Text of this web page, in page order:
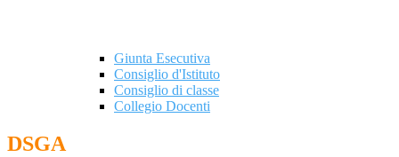
Giunta Esecutiva
Consiglio d'Istituto
Consiglio di classe
Collegio Docenti
DSGA